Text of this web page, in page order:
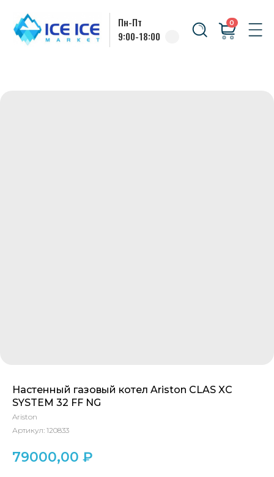
9:00-18:00
Настенный газовый котел Ariston CLAS XC
SYSTEM 32 FF NG
Ariston
Артикул: 120833
79000,00 ₽